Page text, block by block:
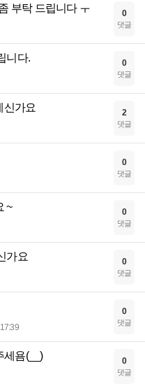
부탁 드립니다 ㅜ 0
댓글
니다. 0
댓글
신가요 2
댓글
0
댓글
~ 0
댓글
가요 0
댓글
17:39
0
댓글
세욤(__) 0
댓글